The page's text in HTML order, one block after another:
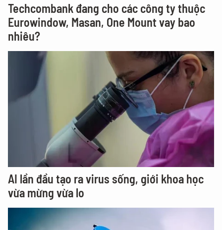
Techcombank đang cho các công ty thuộc
Eurowindow, Masan, One Mount vay bao
nhiêu?
AI lần đầu tạo ra virus sống, giới khoa học
vừa mừng vừa lo